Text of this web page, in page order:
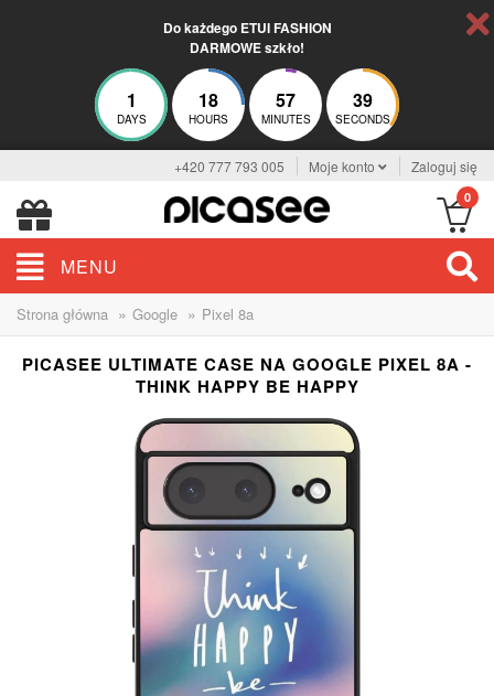
Do każdego ETUI FASHION
DARMOWE szkło!
1
DAYS
18
HOURS
57
MINUTES
39
SECONDS
+420 777 793 005 Moje konto Zaloguj się
0
MENU
Strona główna » Google » Pixel 8a
PICASEE ULTIMATE CASE NA GOOGLE PIXEL 8A -
THINK HAPPY BE HAPPY